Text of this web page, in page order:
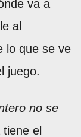
va a
al
lo que se ve
juego.
no se
el